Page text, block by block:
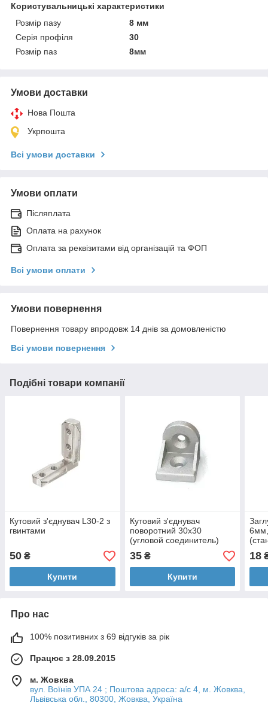
Користувальницькі характеристики
Розмір пазу
8 мм
Серія профіля
30
Розмір паз
8мм
Умови доставки
Нова Пошта
Укрпошта
Всі умови доставки
Умови оплати
Післяплата
Оплата на рахунок
Оплата за реквізитами від організацій та ФОП
Всі умови оплати
Умови повернення
Повернення товару впродовж 14 днів за домовленістю
Всі умови повернення
Подібні товари компанії
Кутовий з'єднувач L30-2 з
гвинтами
50 ₴
Купити
Кутовий з'єднувач
поворотний 30х30
(угловой соединитель)
35₴
Купити
6мм,
18
Про нас
100% позитивних з 69 відгуків за рік
Працює з 28.09.2015
м. Жовква
вул. Воїнів УПА 24 ; Поштова адреса: а/с 4, м. Жовква,
Львівська обл., 80300, Жовква, Україна